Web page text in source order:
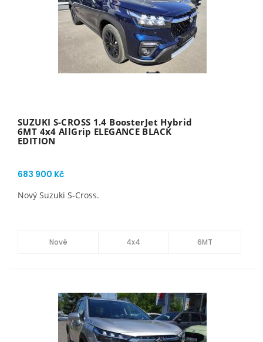
SUZUKI S-CROSS 1.4 BoosterJet Hybrid
6MT 4x4 AllGrip ELEGANCE BLACK
EDITION
683 900 Kč
Nový Suzuki S-Cross.
Nové 4x4 6MT